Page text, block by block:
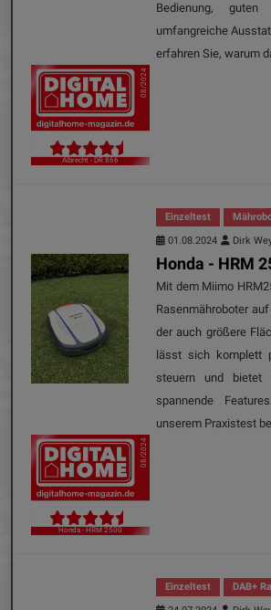
Bedienung,
umfangreiche
erfahren Sie, warum
08/2024
Albrecht - DR 866
Einzeltest
01.08.2024
Dirk
Honda - HRM
Mit dem Miimo
Rasenmähroboter
der auch größere
lässt sich komplett
steuern und bietet
spannende
unserem Praxistest
08/2024
Honda - HRM 2500
Einzeltest
DAB+